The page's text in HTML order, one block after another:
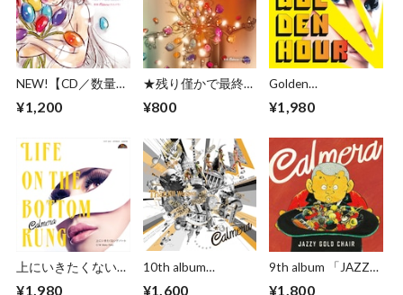
NEW!【CD／数量限
の五星三心占い
開運テーマソング
～HAPPY GO
LUCKY～」 ★ゲ
ッターズ飯田＆
Calmeraのサイン入
りアナザージャケッ
ト付き
¥1,200
★残り僅かで最終販
／2022枚限定プレ
の五星三心占い
2022 ー12タイプ別
「開運テーマソン
グ」ー ★ゲッター
ズ飯田＆Calmeraの
サイン入りジャケッ
ト付き
¥800
Golden
feat.akiko （7インチ
¥1,980
上にいきたくないデ
¥1,980
10th album
¥1,600
9th album 「JAZZY
¥1,800